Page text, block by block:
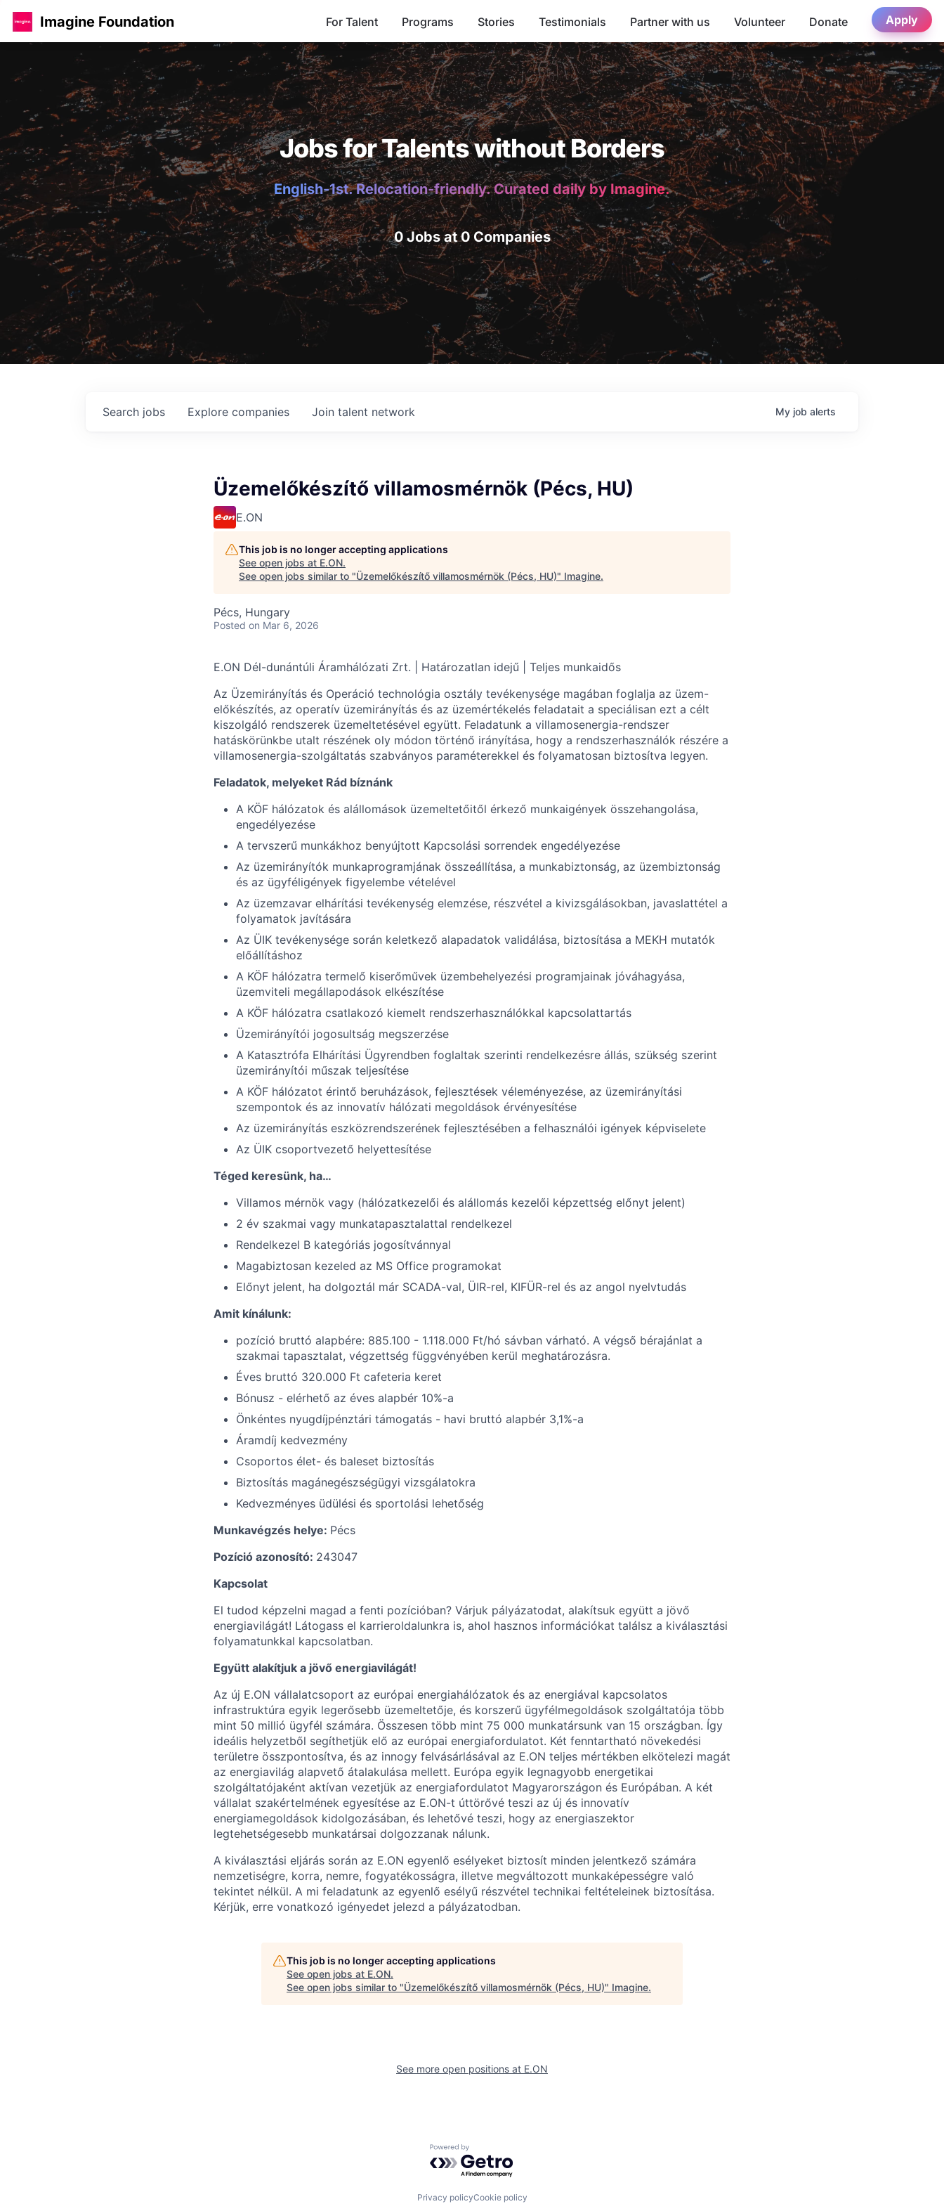
Imagine Foundation For Talent Programs Stories Testimonials Partner with us Volunteer Donate Apply
Jobs for Talents without Borders
English-1st. Relocation-friendly. Curated daily by Imagine.
0 Jobs at 0 Companies
Search jobs Explore companies Join talent network My job alerts
Üzemelőkészítő villamosmérnök (Pécs, HU)
E.ON
This job is no longer accepting applications
See open jobs at E.ON.
See open jobs similar to "Üzemelőkészítő villamosmérnök (Pécs, HU)" Imagine.
Pécs, Hungary
Posted on Mar 6, 2026
E.ON Dél-dunántúli Áramhálózati Zrt. | Határozatlan idejű | Teljes munkaidős
Az Üzemirányítás és Operáció technológia osztály tevékenysége magában foglalja az üzem-
előkészítés, az operatív üzemirányítás és az üzemértékelés feladatait a speciálisan ezt a célt
kiszolgáló rendszerek üzemeltetésével együtt. Feladatunk a villamosenergia-rendszer
hatáskörünkbe utalt részének oly módon történő irányítása, hogy a rendszerhasználók részére a
villamosenergia-szolgáltatás szabványos paraméterekkel és folyamatosan biztosítva legyen.
Feladatok, melyeket Rád bíznánk
A KÖF hálózatok és alállomások üzemeltetőitől érkező munkaigények összehangolása,
engedélyezése
A tervszerű munkákhoz benyújtott Kapcsolási sorrendek engedélyezése
Az üzemirányítók munkaprogramjának összeállítása, a munkabiztonság, az üzembiztonság
és az ügyféligények figyelembe vételével
Az üzemzavar elhárítási tevékenység elemzése, részvétel a kivizsgálásokban, javaslattétel a
folyamatok javítására
Az ÜIK tevékenysége során keletkező alapadatok validálása, biztosítása a MEKH mutatók
előállításhoz
A KÖF hálózatra termelő kiserőművek üzembehelyezési programjainak jóváhagyása,
üzemviteli megállapodások elkészítése
A KÖF hálózatra csatlakozó kiemelt rendszerhasználókkal kapcsolattartás
Üzemirányítói jogosultság megszerzése
A Katasztrófa Elhárítási Ügyrendben foglaltak szerinti rendelkezésre állás, szükség szerint
üzemirányítói műszak teljesítése
A KÖF hálózatot érintő beruházások, fejlesztések véleményezése, az üzemirányítási
szempontok és az innovatív hálózati megoldások érvényesítése
Az üzemirányítás eszközrendszerének fejlesztésében a felhasználói igények képviselete
Az ÜIK csoportvezető helyettesítése
Téged keresünk, ha…
Villamos mérnök vagy (hálózatkezelői és alállomás kezelői képzettség előnyt jelent)
2 év szakmai vagy munkatapasztalattal rendelkezel
Rendelkezel B kategóriás jogosítvánnyal
Magabiztosan kezeled az MS Office programokat
Előnyt jelent, ha dolgoztál már SCADA-val, ÜIR-rel, KIFÜR-rel és az angol nyelvtudás
Amit kínálunk:
pozíció bruttó alapbére: 885.100 - 1.118.000 Ft/hó sávban várható. A végső bérajánlat a
szakmai tapasztalat, végzettség függvényében kerül meghatározásra.
Éves bruttó 320.000 Ft cafeteria keret
Bónusz - elérhető az éves alapbér 10%-a
Önkéntes nyugdíjpénztári támogatás - havi bruttó alapbér 3,1%-a
Áramdíj kedvezmény
Csoportos élet- és baleset biztosítás
Biztosítás magánegészségügyi vizsgálatokra
Kedvezményes üdülési és sportolási lehetőség
Munkavégzés helye: Pécs
Pozíció azonosító: 243047
Kapcsolat
El tudod képzelni magad a fenti pozícióban? Várjuk pályázatodat, alakítsuk együtt a jövő
energiavilágát! Látogass el karrieroldalunkra is, ahol hasznos információkat találsz a kiválasztási
folyamatunkkal kapcsolatban.
Együtt alakítjuk a jövő energiavilágát!
Az új E.ON vállalatcsoport az európai energiahálózatok és az energiával kapcsolatos
infrastruktúra egyik legerősebb üzemeltetője, és korszerű ügyfélmegoldások szolgáltatója több
mint 50 millió ügyfél számára. Összesen több mint 75 000 munkatársunk van 15 országban. Így
ideális helyzetből segíthetjük elő az európai energiafordulatot. Két fenntartható növekedési
területre összpontosítva, és az innogy felvásárlásával az E.ON teljes mértékben elkötelezi magát
az energiavilág alapvető átalakulása mellett. Európa egyik legnagyobb energetikai
szolgáltatójaként aktívan vezetjük az energiafordulatot Magyarországon és Európában. A két
vállalat szakértelmének egyesítése az E.ON-t úttörővé teszi az új és innovatív
energiamegoldások kidolgozásában, és lehetővé teszi, hogy az energiaszektor
legtehetségesebb munkatársai dolgozzanak nálunk.
A kiválasztási eljárás során az E.ON egyenlő esélyeket biztosít minden jelentkező számára
nemzetiségre, korra, nemre, fogyatékosságra, illetve megváltozott munkaképességre való
tekintet nélkül. A mi feladatunk az egyenlő esélyű részvétel technikai feltételeinek biztosítása.
Kérjük, erre vonatkozó igényedet jelezd a pályázatodban.
This job is no longer accepting applications
See open jobs at E.ON.
See open jobs similar to "Üzemelőkészítő villamosmérnök (Pécs, HU)" Imagine.
See more open positions at E.ON
Powered by Getro.com
Privacy policyCookie policy